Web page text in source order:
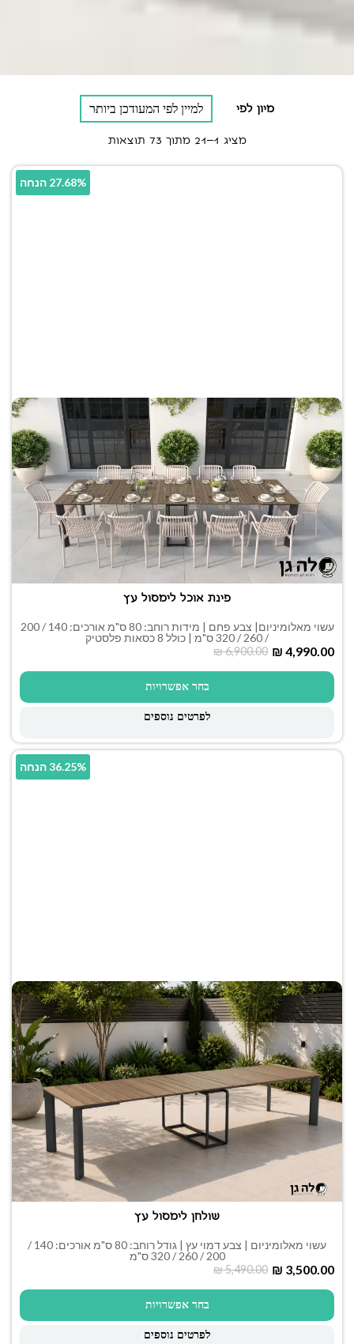
מיון לפי
מציג 1–21 מתוך 73 תוצאות
27.68% הנחה
פינת אוכל לימסול עץ
עשוי מאלומיניום| צבע פחם | מידות רוחב: 80 ס"מ אורכים: 140 / 200
/ 260 / 320 ס"מ | כולל 8 כסאות פלסטיק
₪6,900.00 ₪ 4,990.00
בחר אפשרויות
לפרטים נוספים
36.25% הנחה
שולחן לימסול עץ
עשוי מאלומיניום | צבע דמוי עץ | גודל רוחב: 80 ס"מ אורכים: 140 /
200 / 260 / 320 ס"מ
₪5,490.00 ₪ 3,500.00
בחר אפשרויות
לפרטים נוספים